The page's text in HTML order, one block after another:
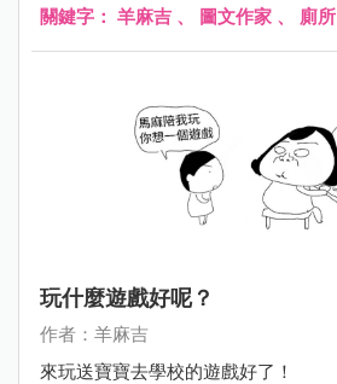
關鍵字： 羊麻吉 、 圖文作家 、 廁所
玩什麼遊戲好呢？
作者：羊麻吉
來玩送寶寶去學校的遊戲好了！